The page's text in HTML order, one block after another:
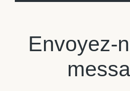
Envoyez-